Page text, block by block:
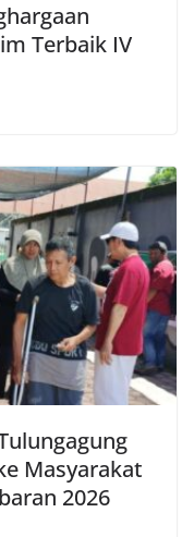
Terbaik IV
Masyarakat
2026